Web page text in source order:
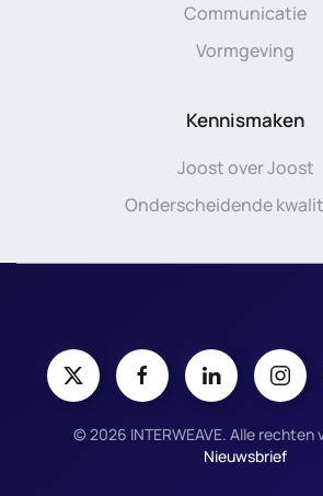
Communicatie
Vormgeving
Kennismaken
Joost over Joost
Onderscheidende
©2026 INTERWEAVE. Alle
Nieuwsbrief